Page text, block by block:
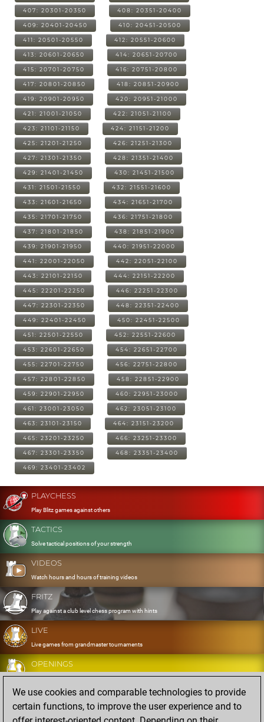
407: 20301-20350 408: 20351-20400
409: 20401-20450 410: 20451-20500
411: 20501-20550 412: 20551-20600
413: 20601-20650 414: 20651-20700
415: 20701-20750 416: 20751-20800
417: 20801-20850 418: 20851-20900
419: 20901-20950 420: 20951-21000
421: 21001-21050 422: 21051-21100
423: 21101-21150 424: 21151-21200
425: 21201-21250 426: 21251-21300
427: 21301-21350 428: 21351-21400
429: 21401-21450 430: 21451-21500
431: 21501-21550 432: 21551-21600
433: 21601-21650 434: 21651-21700
435: 21701-21750 436: 21751-21800
437: 21801-21850 438: 21851-21900
439: 21901-21950 440: 21951-22000
441: 22001-22050 442: 22051-22100
443: 22101-22150 444: 22151-22200
445: 22201-22250 446: 22251-22300
447: 22301-22350 448: 22351-22400
449: 22401-22450 450: 22451-22500
451: 22501-22550 452: 22551-22600
453: 22601-22650 454: 22651-22700
455: 22701-22750 456: 22751-22800
457: 22801-22850 458: 22851-22900
459: 22901-22950 460: 22951-23000
461: 23001-23050 462: 23051-23100
463: 23101-23150 464: 23151-23200
465: 23201-23250 466: 23251-23300
467: 23301-23350 468: 23351-23400
469: 23401-23402
PLAYCHESS
Play Blitz games against others
TACTICS
Solve tactical positions of your strength
VIDEOS
Watch hours and hours of training videos
FRITZ
Play against a club level chess program with hints
LIVE
Live games from grandmaster tournaments
OPENINGS
Develop and exercise your openings
DATABASE
Eight million strong games
We use cookies and comparable technologies to provide
certain functions, to improve the user experience and to